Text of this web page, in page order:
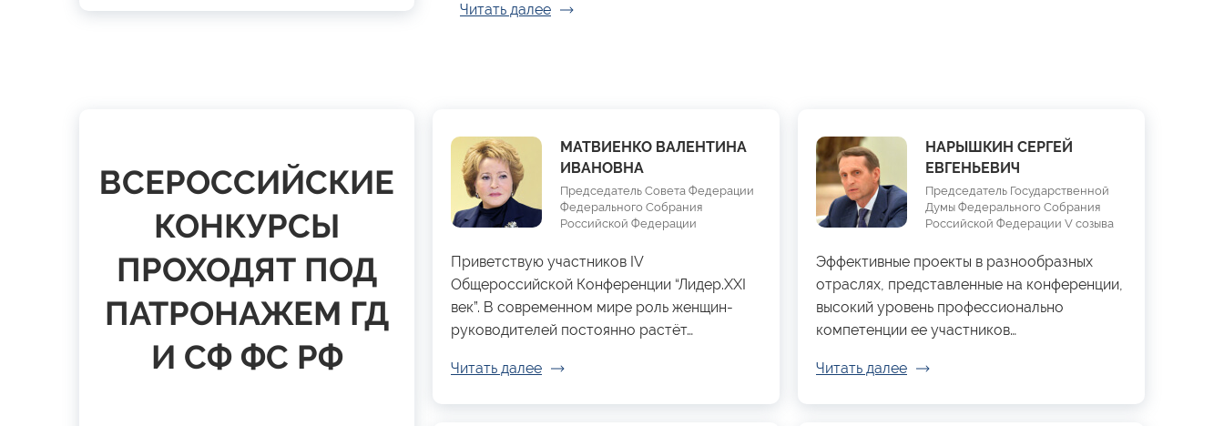
Читать далее
ВСЕРОССИЙСКИЕ
КОНКУРСЫ
ПРОХОДЯТ ПОД
ПАТРОНАЖЕМ ГД
И СФ ФС РФ
МАТВИЕНКО ВАЛЕНТИНА
ИВАНОВНА
Председатель Совета Федерации
Федерального Собрания
Российской Федерации
Приветствую участников IV
Общероссийской Конференции “Лидер.XXI
век”. В современном мире роль женщин-
руководителей постоянно растёт…
Читать далее
НАРЫШКИН СЕРГЕЙ
ЕВГЕНЬЕВИЧ
Председатель Государственной
Думы Федерального Собрания
Российской Федерации V созыва
Эффективные проекты в разнообразных
отраслях, представленные на конференции,
высокий уровень профессионально
компетенции ее участников…
Читать далее